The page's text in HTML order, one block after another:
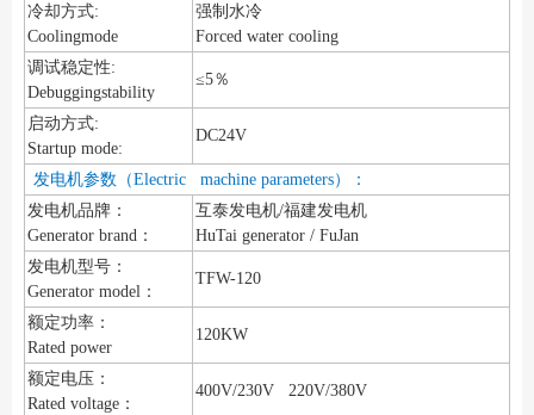
冷却方式:
Coolingmode
强制水冷
Forced water cooling
调试稳定性:
Debuggingstability
≤5％
启动方式:
Startup mode:
DC24V
发电机参数（Electric machine parameters）：
发电机品牌：
Generator brand：
互泰发电机/福建发电机
HuTai generator / FuJan
发电机型号：
Generator model：
TFW-120
额定功率：
Rated power
120KW
额定电压：
Rated voltage：
400V/230V 220V/380V